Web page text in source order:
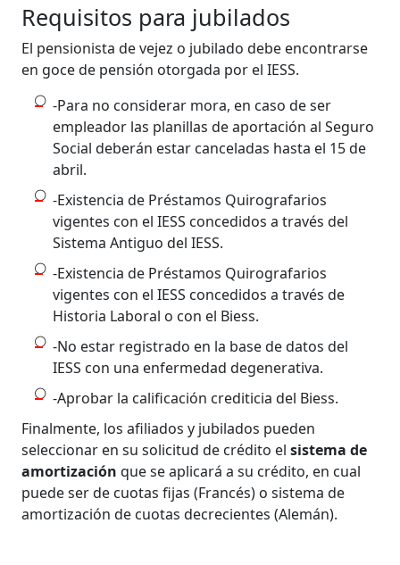
Requisitos para jubilados
El pensionista de vejez o jubilado debe encontrarse
en goce de pensión otorgada por el IESS.
-Para no considerar mora, en caso de ser
empleador las planillas de aportación al Seguro
Social deberán estar canceladas hasta el 15 de
abril.
-Existencia de Préstamos Quirografarios
vigentes con el IESS concedidos a través del
Sistema Antiguo del IESS.
-Existencia de Préstamos Quirografarios
vigentes con el IESS concedidos a través de
Historia Laboral o con el Biess.
-No estar registrado en la base de datos del
IESS con una enfermedad degenerativa.
-Aprobar la calificación crediticia del Biess.
Finalmente, los afiliados y jubilados pueden
seleccionar en su solicitud de crédito elsistema de
amortización que se aplicará a su crédito, en cual
puede ser de cuotas fijas (Francés) o sistema de
amortización de cuotas decrecientes (Alemán).